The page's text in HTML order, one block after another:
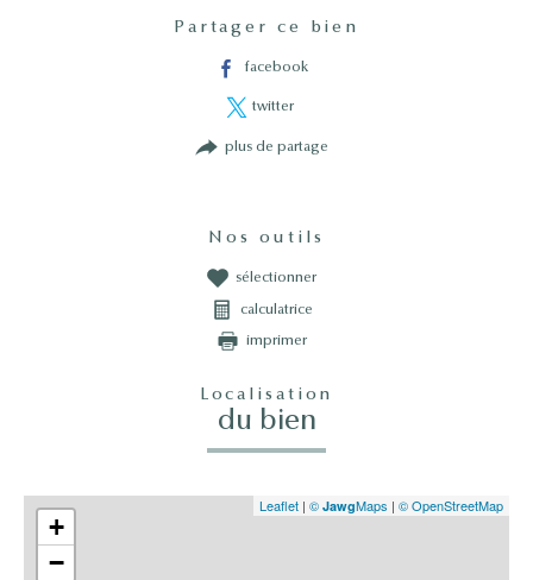
Partager ce bien
facebook
twitter
plus de partage
Nos outils
sélectionner
calculatrice
imprimer
Localisation
du bien
+
−
Leaflet | © JawgMaps | © OpenStreetMap